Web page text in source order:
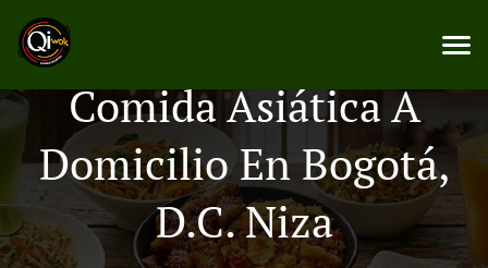
Comida Asiática A
Domicilio En Bogotá,
D.C. Niza